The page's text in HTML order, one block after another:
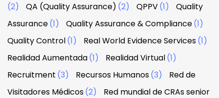
(2) QA (Quality Assurance) (2) QPPV(1)
Quality
Assurance(1) Quality Assurance & Compliance(1)
Quality Control(1) Real World Evidence Services(1)
Realidad Aumentada(1) Realidad Virtual(1)
Recruitment (3) Recursos Humanos(3)
Red de
Visitadores Médicos(2)
Red mundial de CRAs senior